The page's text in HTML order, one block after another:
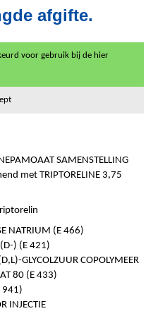
afgifte.
voor gebruik bij de hier
SAMENSTELLING
met TRIPTORELINE 3,75
NATRIUM (E 466)
) (E 421)
GLYCOLZUUR COPOLYMEER
80 (E 433)
941)
INJECTIE